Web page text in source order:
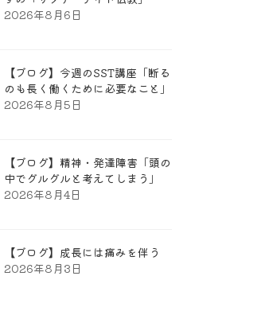
2026年8月6日
【ブログ】今週のSST講座「断る
のも長く働くために必要なこと」
2026年8月5日
【ブログ】精神・発達障害「頭の
中でグルグルと考えてしまう」
2026年8月4日
【ブログ】成長には痛みを伴う
2026年8月3日